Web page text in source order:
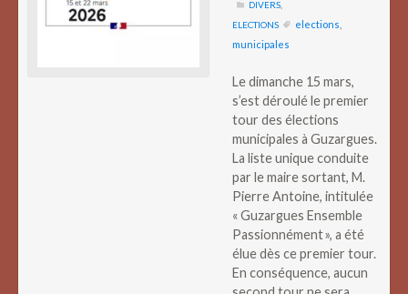
DIVERS
ELECTIONS
elections
municipales
Le dimanche 15 mars,
s’est déroulé le premier
tour des élections
municipales à Guzargues.
La liste unique conduite
par le maire sortant, M.
Pierre Antoine, intitulée
« Guzargues Ensemble
Passionnément », a été
élue dès ce premier tour.
En conséquence, aucun